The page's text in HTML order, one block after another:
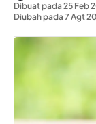
Dibuat pada 25 Feb
Diubah pada 7 Agt